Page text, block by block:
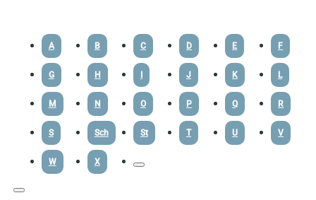
A B C D E F
G H J K L
M N O P Q R
S Sch St T U V
W X